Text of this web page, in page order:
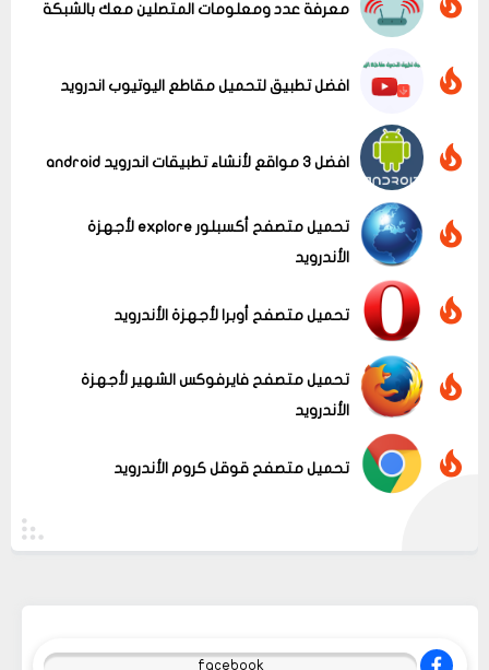
معرفة عدد ومعلومات المتصلين معك بالشبكة
افضل تطبيق لتحميل مقاطع اليوتيوب اندرويد
افضل 3 مواقع لأنشاء تطبيقات اندرويد android
تحميل متصفح أكسبلور explore لأجهزة
الأندرويد
تحميل متصفح أوبرا لأجهزة الأندرويد
تحميل متصفح فايرفوكس الشهير لأجهزة
الأندرويد
تحميل متصفح قوقل كروم الأندرويد
facebook